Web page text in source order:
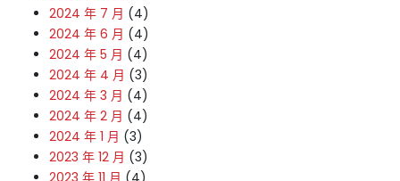
2024 年 7 月 (4)
2024 年 6 月 (4)
2024 年 5 月 (4)
2024 年 4 月 (3)
2024 年 3 月 (4)
2024 年 2 月 (4)
2024 年 1 月 (3)
2023 年 12 月 (3)
2023 年 11 月 (4)